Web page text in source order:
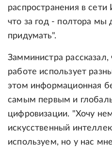
распространения в
что за год - полтора мы
придумать".
Замминистра
работе использует
этом информационная
самым первым и
цифровизации. "Хочу
искусственный
используем, но у нас